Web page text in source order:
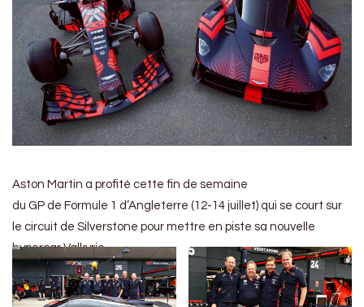
Aston Martin a profité cette fin de semaine
du GP de Formule 1 d’Angleterre (12-14 juillet) qui se court sur
le circuit de Silverstone pour mettre en piste sa nouvelle
hypercar Valkyrie.